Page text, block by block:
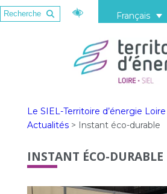
Français
Le SIEL-Territoire d’énergie Loire
Actualités > Instant éco-durable
INSTANT ÉCO-DURABLE